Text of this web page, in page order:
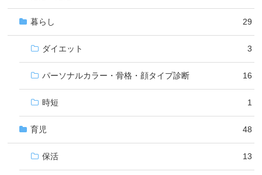
暮らし 29
ダイエット 3
パーソナルカラー・骨格・顔タイプ診断 16
時短 1
育児 48
保活 13